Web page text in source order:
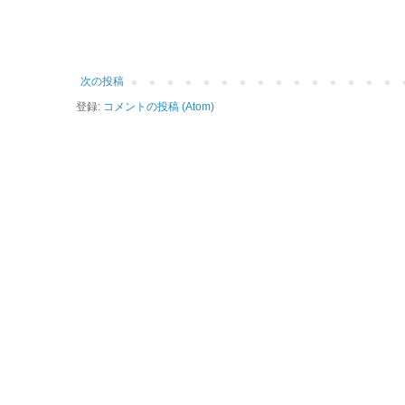
次の投稿
登録: コメントの投稿 (Atom)